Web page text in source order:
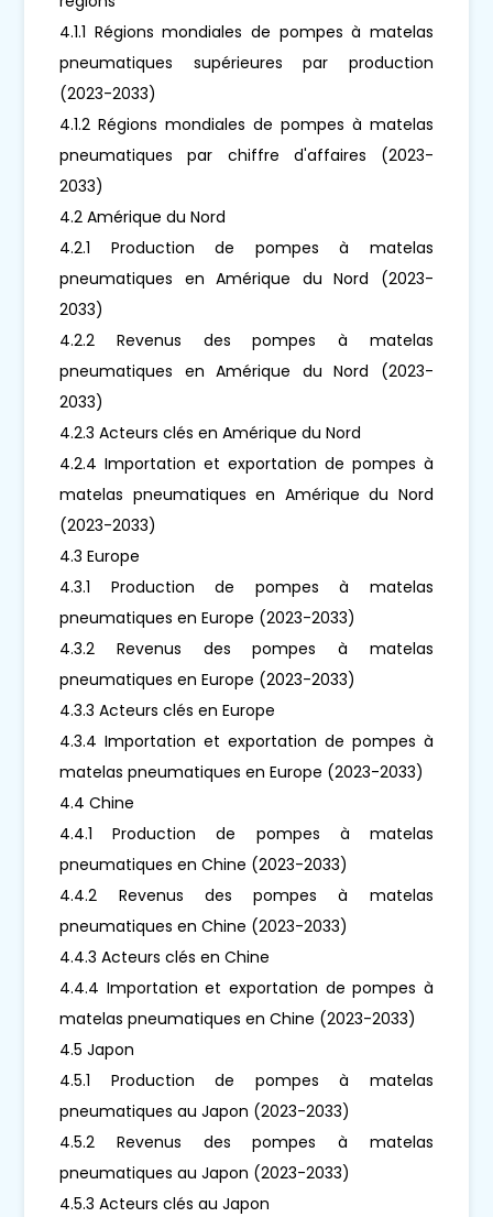
4.1.1 Régions mondiales de pompes à matelas
pneumatiques supérieures par production
(2023-2033)
4.1.2 Régions mondiales de pompes à matelas
pneumatiques par chiffre d'affaires (2023-
2033)
4.2 Amérique du Nord
4.2.1 Production de pompes à matelas
pneumatiques en Amérique du Nord (2023-
2033)
4.2.2 Revenus des pompes à matelas
pneumatiques en Amérique du Nord (2023-
2033)
4.2.3 Acteurs clés en Amérique du Nord
4.2.4 Importation et exportation de pompes à
matelas pneumatiques en Amérique du Nord
(2023-2033)
4.3 Europe
4.3.1 Production de pompes à matelas
pneumatiques en Europe (2023-2033)
4.3.2 Revenus des pompes à matelas
pneumatiques en Europe (2023-2033)
4.3.3 Acteurs clés en Europe
4.3.4 Importation et exportation de pompes à
matelas pneumatiques en Europe (2023-2033)
4.4 Chine
4.4.1 Production de pompes à matelas
pneumatiques en Chine (2023-2033)
4.4.2 Revenus des pompes à matelas
pneumatiques en Chine (2023-2033)
4.4.3 Acteurs clés en Chine
4.4.4 Importation et exportation de pompes à
matelas pneumatiques en Chine (2023-2033)
4.5 Japon
4.5.1 Production de pompes à matelas
pneumatiques au Japon (2023-2033)
4.5.2 Revenus des pompes à matelas
pneumatiques au Japon (2023-2033)
4.5.3 Acteurs clés au Japon